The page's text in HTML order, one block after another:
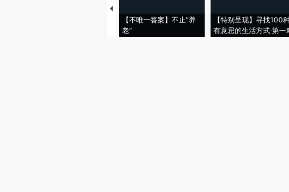
【不唯一答案】不止“养
老”
【特别呈现】寻找100
有意思的生活方式·第一